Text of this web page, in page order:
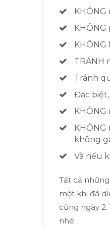
KHÔNG
KHÔNG
KHÔNG
TRÁNH
Tránh
Đặc
KHÔNG
không
Và nếu
Tất cả
một khi đã
cũng ngày
nhé